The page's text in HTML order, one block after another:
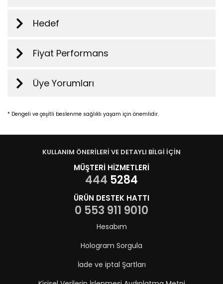
Hedef
Fiyat Performans
Üye Yorumları
* Dengeli ve çeşitli beslenme sağlıklı yaşam için önemlidir.
KULLANIM ÖNERİLERİ VE DETAYLI BİLGİ İÇİN
MÜŞTERİ HİZMETLERİ
444 5284
ÜRÜN DESTEK HATTI
0 553 911 9010
Hesabım
Hologram Sorgula
İade ve iptal Şartları